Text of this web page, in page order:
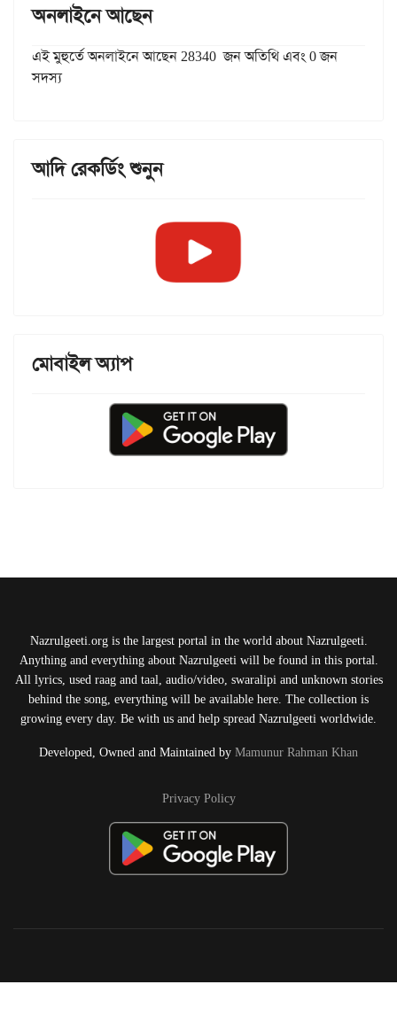
অনলাইনে আছেন
এই মুহুর্তে অনলাইনে আছেন 28340 জন অতিথি এবং 0 জন
সদস্য
আদি রেকর্ডিং শুনুন
মোবাইল অ্যাপ
Nazrulgeeti.org is the largest portal in the world about Nazrulgeeti.
Anything and everything about Nazrulgeeti will be found in this portal.
All lyrics, used raag and taal, audio/video, swaralipi and unknown stories
behind the song, everything will be available here. The collection is
growing every day. Be with us and help spread Nazrulgeeti worldwide.
Developed, Owned and Maintained by Mamunur Rahman Khan
Privacy Policy